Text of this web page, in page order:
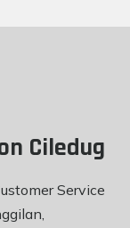
Ciledug
Service